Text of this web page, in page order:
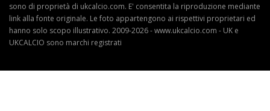
sono di proprietà di ukcalcio.com. E' consentita la riproduzione mediante
link alla fonte originale. Le foto appartengono ai rispettivi proprietari ed
hanno solo scopo illustrativo. 2009-2026 - www.ukcalcio.com - UK e
UKCALCIO sono marchi registrati